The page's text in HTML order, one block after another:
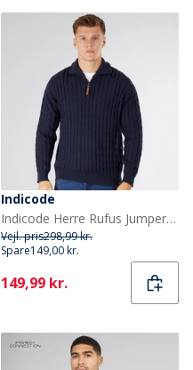
Indicode
Indicode Herre Rufus Jumper Mørk Navy
Vejl. pris298,99 kr.
Spare149,00 kr.
Current
149,99 kr.